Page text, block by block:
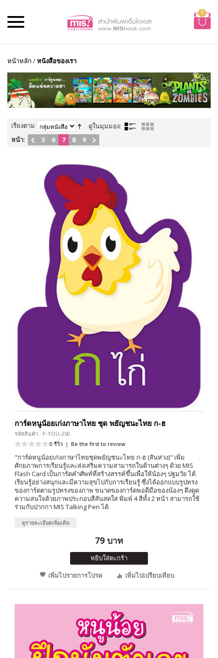
0
หน้าหลัก /หนังสือของเรา
เรียงตาม
ดูในมุมมอง:
หน้า:
5 6 7 8 9
การ์ดหนูน้อยเก่งภาษาไทย ชุด พยัญชนะไทย ก-ฮ
รหัสสินค้า : P-YOU-250
0 รีวิว | Be the first to review
"การ์ดหนูน้อยเก่งภาษาไทยชุดพยัญชนะไทย ก-ฮ (สันห่วง)" เพิ่ม
ศักยภาพการเรียนรู้และส่งเสริมความสามารถในด้านต่างๆ ด้วย MIS
Flash Card เป็นการ์ดคำศัพท์ที่สร้างสรรค์ขึ้นเพื่อให้น้องๆ ปฐมวัย ได้
เรียนรู้อย่างสนุกและมีความสุขไปกับการเรียนรู้ ซึ่งได้ออกแบบรูปทรง
ของการ์ดตามรูปทรงของภาพ ขนาดของการ์ดพอดีมือของน้องๆ ดึงดูด
ความสนใจด้วยภาพประกอบสีสันสดใส พิมพ์ 4 สีทั้ง 2 หน้า สามารถใช้
ร่วมกับปากกา MIS Talking Pen ได้
ดูรายละเอียดเพิ่มเติม
79 บาท
หยิบใส่ตะกร้า
เพิ่มไปรายการโปรด
เพิ่มไปเปรียบเทียบ